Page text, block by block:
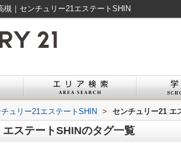
槻｜センチュリー21エステートSHIN
ュリー21エステートSHIN > センチュリー21 エ
ステートSHINのタグ一覧